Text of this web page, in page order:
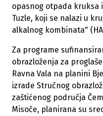
opasnog otpada kruksa
Tuzle, koji se nalazi u
alkalnog kombinata"
Za programe
obrazloženja za
Ravna Vala na planini
izrade Stručnog
zaštićenog područja
Misoče, planirana su